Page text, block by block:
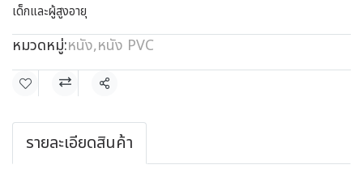
เด็กและผู้สูงอายุ
หมวดหมู่:หนัง,หนัง PVC
แชร์
รายละเอียดสินค้า